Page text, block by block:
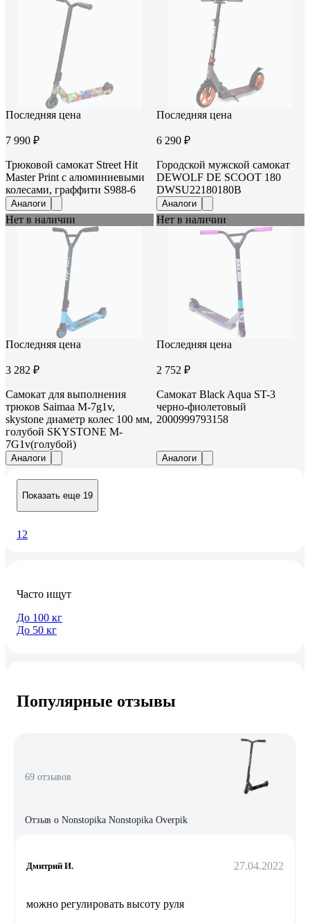
Последняя цена
7 990 ₽
Трюковой самокат Street Hit
Master Print с алюминиевыми
колесами, граффити S988-6
Аналоги
Последняя цена
6 290 ₽
Городской мужской самокат
DEWOLF DE SCOOT 180
DWSU22180180B
Аналоги
Нет в наличии
Последняя цена
3 282 ₽
Самокат для выполнения
трюков Saimaa M-7g1v,
skystone диаметр колес 100 мм,
голубой SKYSTONE M-
7G1v(голубой)
Аналоги
Нет в наличии
Последняя цена
2 752 ₽
Самокат Black Aqua ST-3
черно-фиолетовый
2000999793158
Аналоги
Показать еще 19
1 2
Часто ищут
До 100 кг
До 50 кг
Популярные отзывы
69 отзывов
Отзыв о Nonstopika Nonstopika Overpik
Дмитрий И. 27.04.2022
можно регулировать высоту руля